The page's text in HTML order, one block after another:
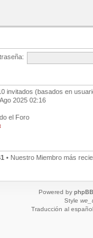
invitados (basados en
2025 02:16
el Foro
• Nuestro Miembro más
Powered by phpBB
Style
Traducción al